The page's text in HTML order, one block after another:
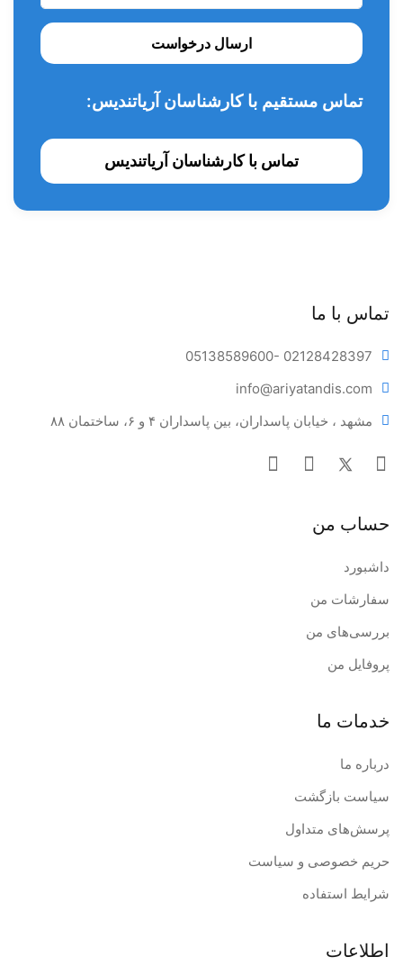
به همراه تابوره
ارسال درخواست
تماس مستقیم با کارشناسان آریاتندیس:
تماس با کارشناسان آریاتندیس
تماس با ما
05138589600- 02128428397
info@ariyatandis.com
مشهد ، خیابان پاسداران، بین پاسداران ۴ و ۶، ساختمان ۸۸
حساب من
داشبورد
سفارشات من
بررسی‌های من
پروفایل من
خدمات ما
درباره ما
سیاست بازگشت
پرسش‌های متداول
حریم خصوصی و سیاست
شرایط استفاده
اطلاعات